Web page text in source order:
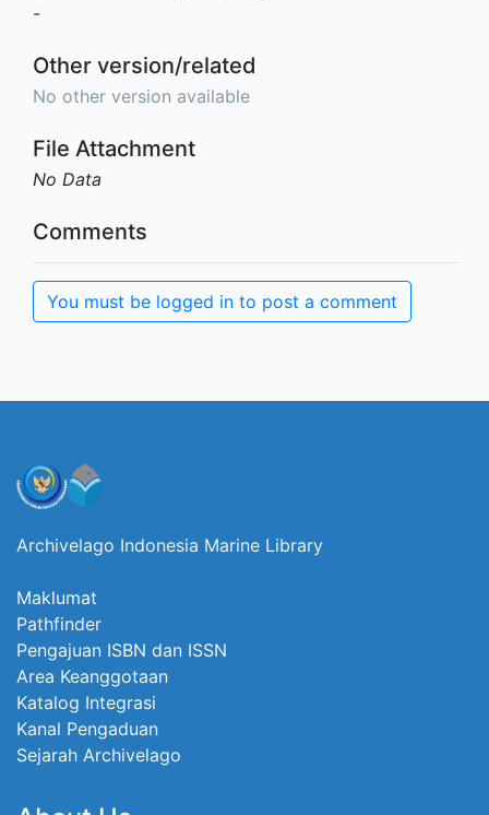
-
Other version/related
No other version available
File Attachment
No Data
Comments
You must be logged in to post a comment
Archivelago Indonesia Marine Library
Maklumat
Pathfinder
Pengajuan ISBN dan ISSN
Area Keanggotaan
Katalog Integrasi
Kanal Pengaduan
Sejarah Archivelago